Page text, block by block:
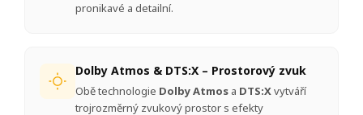
pronikavé a detailní.
Dolby Atmos & DTS:X – Prostorový zvuk
Obě technologie Dolby Atmos a DTS:Xvytváří
trojrozměrný zvukový prostor s efekty